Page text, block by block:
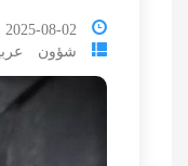
2025-08-02 00:10:05
شؤون